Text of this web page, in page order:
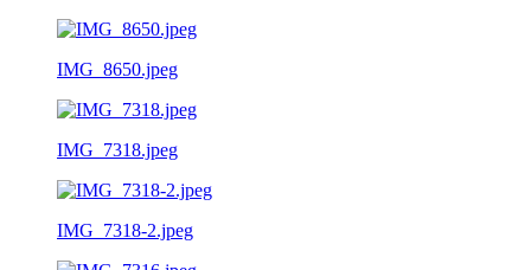
IMG_8650.jpeg
IMG_7318.jpeg
IMG_7318-2.jpeg